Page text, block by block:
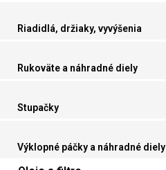
Riadidlá, držiaky, vyvýšenia
Rukoväte a náhradné diely
Stupačky
Výklopné páčky a náhradné diely